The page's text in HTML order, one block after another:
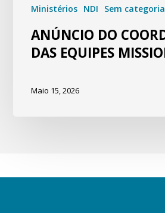
Ministérios NDI Sem categoria
ANÚNCIO DO
DAS EQUIPES
Maio 15, 2026